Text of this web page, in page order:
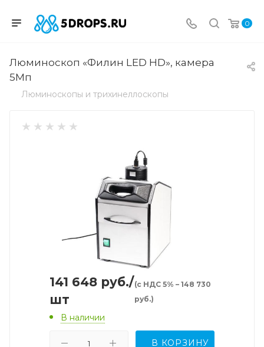
0
Люминоскоп «Филин LED HD», камера
5Мп
Люминоскопы и трихинеллоскопы
141 648 руб./
шт
(с НДС 5% – 148 730
руб.)
В наличии
В КОРЗИНУ